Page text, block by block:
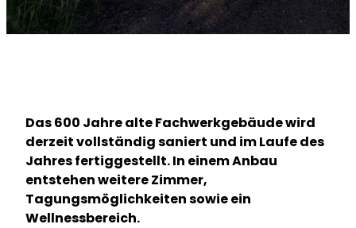
Das 600 Jahre alte Fachwerkgebäude wird
derzeit vollständig saniert und im Laufe des
Jahres fertiggestellt. In einem Anbau
entstehen weitere Zimmer,
Tagungsmöglichkeiten sowie ein
Wellnessbereich.